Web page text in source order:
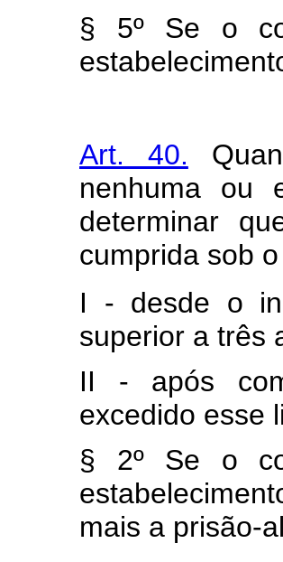
§ 5º Se o
Art. 40.
nenhuma ou
determinar
cumprida sob
I - desde o
superior a três
II - após
excedido esse
§ 2º Se o
mais a prisão-